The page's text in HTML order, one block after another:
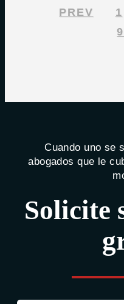
PREV 1
9
Cuando uno se
abogados que le
Solicite